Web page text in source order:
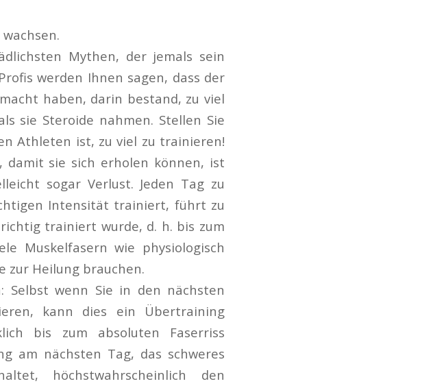
Mythen, der jemals sein
werden Ihnen sagen, dass der
haben, darin bestand, zu viel
sie Steroide nahmen. Stellen Sie
Athleten ist, zu viel zu trainieren!
sie sich erholen können, ist
sogar Verlust. Jeden Tag zu
Intensität trainiert, führt zu
trainiert wurde, d. h. bis zum
Muskelfasern wie physiologisch
zur Heilung brauchen.
wenn Sie in den nächsten
kann dies ein Übertraining
bis zum absoluten Faserriss
am nächsten Tag, das schweres
höchstwahrscheinlich den